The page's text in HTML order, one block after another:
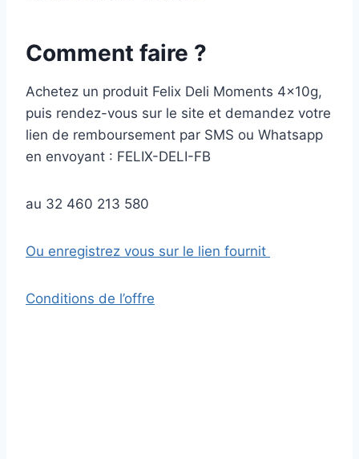
Comment faire ?
Achetez un produit Felix Deli Moments 4x10g,
puis rendez-vous sur le site et demandez votre
lien de remboursement par SMS ou Whatsapp
en envoyant : FELIX-DELI-FB
au 32 460 213 580
Ou enregistrez vous sur le lien fournit
Conditions de l’offre